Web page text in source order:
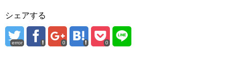
シェアする
error 0 0